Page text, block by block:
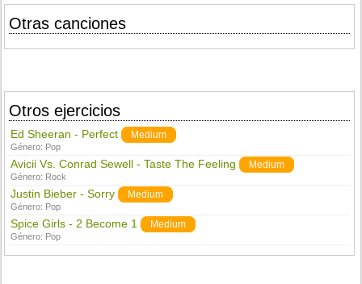
Otras canciones
Otros ejercicios
Ed Sheeran - Perfect Medium
Género: Pop
Avicii Vs. Conrad Sewell - Taste The Feeling Medium
Género: Rock
Justin Bieber - Sorry Medium
Género: Pop
Spice Girls - 2 Become 1 Medium
Género: Pop